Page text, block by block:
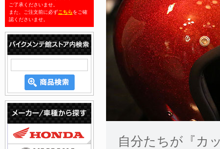
自分たちが『カ